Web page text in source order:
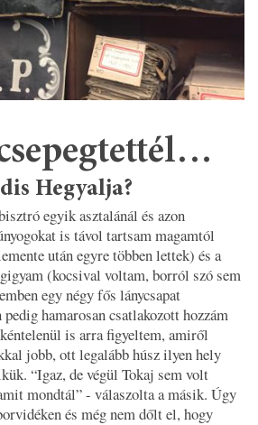
Hegyalja?
egyik asztalánál és azon
is távol tartsam magamtól
után egyre többen lettek) és a
(kocsival voltam, borról szó sem
egy négy fős lánycsapat
hamarosan csatlakozott hozzám
is arra figyeltem, amiről
jobb, ott legalább húsz ilyen hely
“Igaz, de végül Tokaj sem volt
mondtál” - válaszolta a másik. Úgy
és még nem dőlt el, hogy